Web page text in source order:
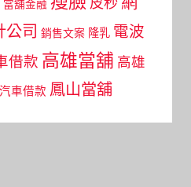
當舖金融
公司 銷售文案 隆乳 電波
借款 高雄當舖 高雄
車借款 鳳山當舖